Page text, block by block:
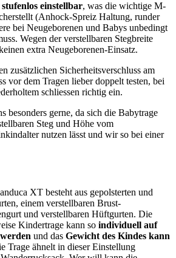
einstellbar, was die wichtige M-
(Anhock-Spreiz Haltung, runder
bei Neugeborenen und Babys unbedingt
Wegen der verstellbaren Stegbreite
extra Neugeborenen-Einsatz.
zusätzlichen Sicherheitsverschluss am
vor dem Tragen lieber doppelt testen, bei
schliessen richtig ein.
besonders gerne, da sich die Babytrage
Steg und Höhe vom
nutzen lässt und wir so bei einer
XT besteht aus gepolsterten und
einem verstellbaren Brust-
und verstellbaren Hüftgurten. Die
Kindertrage kann so individuell auf
und das Gewicht des Kindes kann
Trage ähnelt in dieser Einstellung